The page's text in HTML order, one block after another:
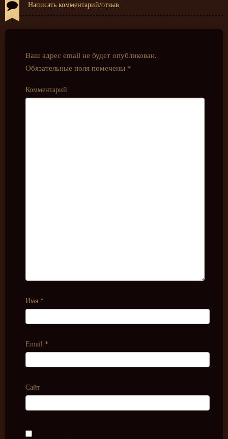
Написать комментарий/отзыв
Ваш адрес email не будет опубликован.
Обязательные поля помечены *
Комментарий
Имя *
Email *
Сайт